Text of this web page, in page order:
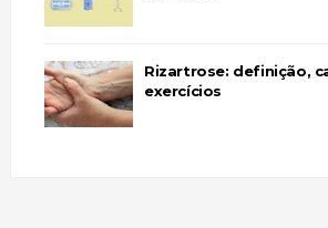
Rizartrose: definição,
exercícios